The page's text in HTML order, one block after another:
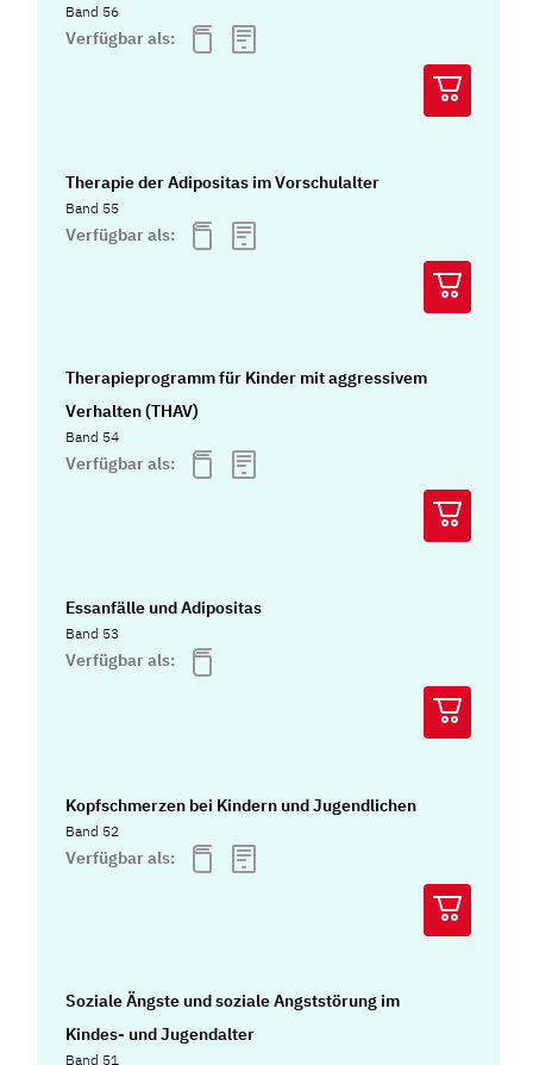
Band 56
Verfügbar als:
Therapie der Adipositas im Vorschulalter
Band 55
Verfügbar als:
Therapieprogramm für Kinder mit aggressivem
Verhalten (THAV)
Band 54
Verfügbar als:
Essanfälle und Adipositas
Band 53
Verfügbar als:
Kopfschmerzen bei Kindern und Jugendlichen
Band 52
Verfügbar als:
Soziale Ängste und soziale Angststörung im
Kindes- und Jugendalter
Band 51